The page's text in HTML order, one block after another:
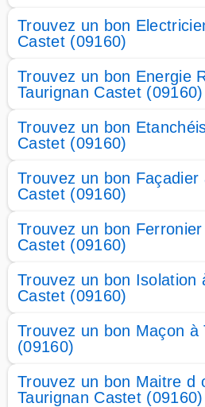
Trouvez un bon
Castet (09160)
Trouvez un bon Energie
Taurignan Castet (09160)
Trouvez un bon
Castet (09160)
Trouvez un bon Façadier
Castet (09160)
Trouvez un bon
Castet (09160)
Trouvez un bon Isolation
Castet (09160)
Trouvez un bon Maçon à
(09160)
Trouvez un bon Maitre d
Taurignan Castet (09160)